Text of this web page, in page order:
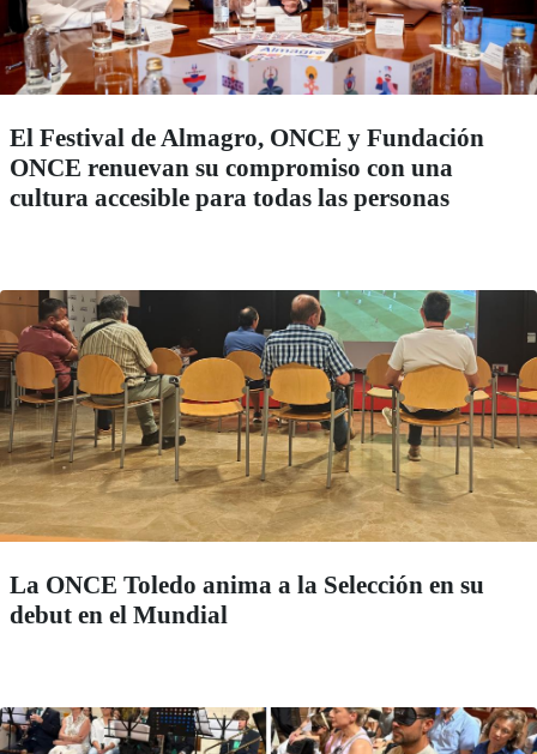
El Festival de Almagro, ONCE y Fundación
ONCE renuevan su compromiso con una
cultura accesible para todas las personas
La ONCE Toledo anima a la Selección en su
debut en el Mundial